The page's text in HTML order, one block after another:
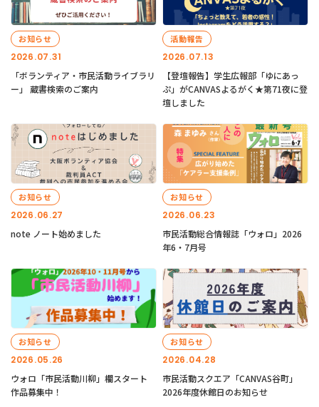
2026.07.31
お知らせ
「ボランティア・市民活動ライブラリ
ー」 蔵書検索のご案内
2026.07.13
活動報告
【登壇報告】学生広報部「ゆにあっ
ぷ」がCANVASよるがく★第71夜に登
壇しました
2026.06.27
お知らせ
note ノート始めました
2026.06.23
お知らせ
市民活動総合情報誌「ウォロ」2026
年6・7月号
2026.05.26
お知らせ
ウォロ「市民活動川柳」欄スタート
作品募集中！
2026.04.28
お知らせ
市民活動スクエア「CANVAS谷町」
2026年度休館日のお知らせ